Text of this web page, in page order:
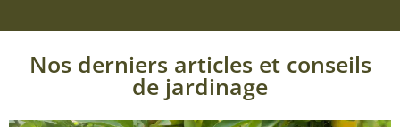
Nos derniers articles et conseils
de jardinage